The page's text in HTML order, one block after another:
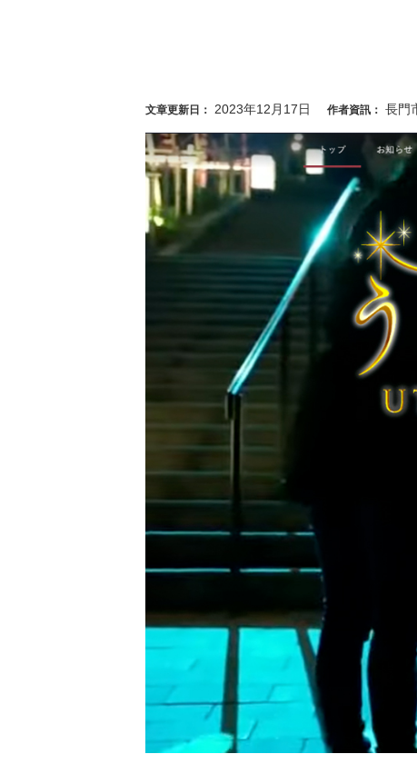
文章更新日： 2023年12月17日 作者資訊： 長門